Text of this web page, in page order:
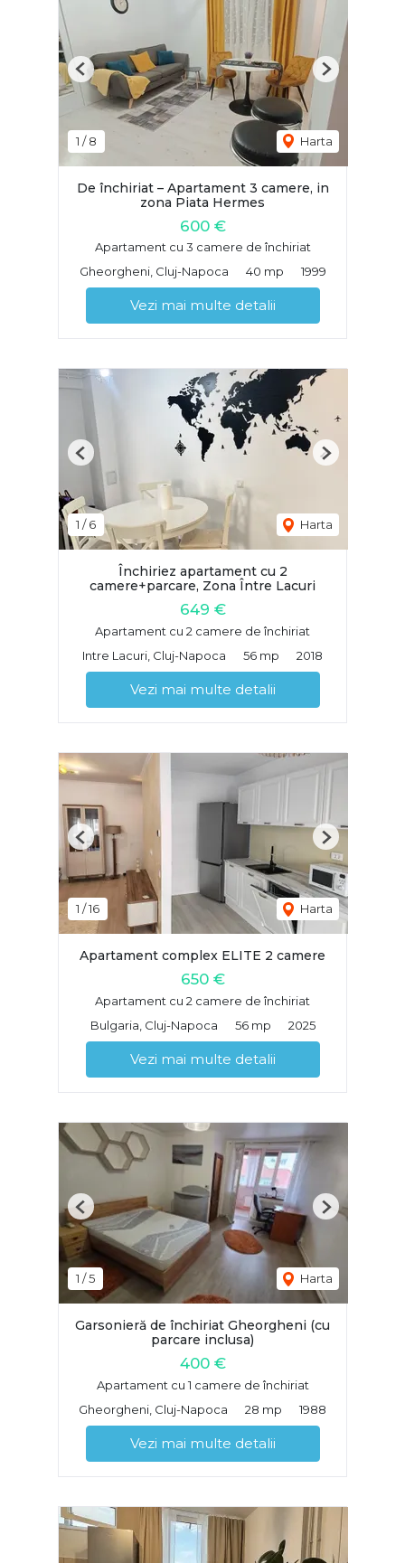
1 /8 Harta
Previous Next
De închiriat – Apartament 3 camere, in
zona Piata Hermes
600 €
Apartament cu 3 camere de închiriat
Gheorgheni, Cluj-Napoca
40 mp 1999
Vezi mai multe detalii
1 /6 Harta
Previous Next
Închiriez apartament cu 2
camere+parcare, Zona Între Lacuri
649 €
Apartament cu 2 camere de închiriat
Intre Lacuri, Cluj-Napoca
56 mp 2018
Vezi mai multe detalii
1 /16 Harta
Previous Next
Apartament complex ELITE 2 camere
650 €
Apartament cu 2 camere de închiriat
Bulgaria, Cluj-Napoca
56 mp 2025
Vezi mai multe detalii
1 /5 Harta
Previous Next
Garsonieră de închiriat Gheorgheni (cu
parcare inclusa)
400 €
Apartament cu 1 camere de închiriat
Gheorgheni, Cluj-Napoca
28 mp 1988
Vezi mai multe detalii